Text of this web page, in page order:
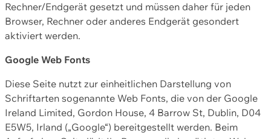
Rechner/Endgerät gesetzt und müssen daher für jeden
Browser, Rechner oder anderes Endgerät gesondert
aktiviert werden.
Google Web Fonts
Diese Seite nutzt zur einheitlichen Darstellung von
Schriftarten sogenannte Web Fonts, die von der Google
Ireland Limited, Gordon House, 4 Barrow St, Dublin, D04
E5W5, Irland („Google“) bereitgestellt werden. Beim